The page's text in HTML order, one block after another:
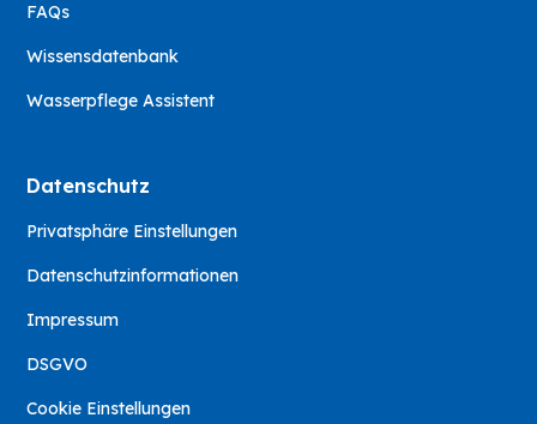
FAQs
Wissensdatenbank
Wasserpflege Assistent
Datenschutz
Privatsphäre Einstellungen
Datenschutzinformationen
Impressum
DSGVO
Cookie Einstellungen